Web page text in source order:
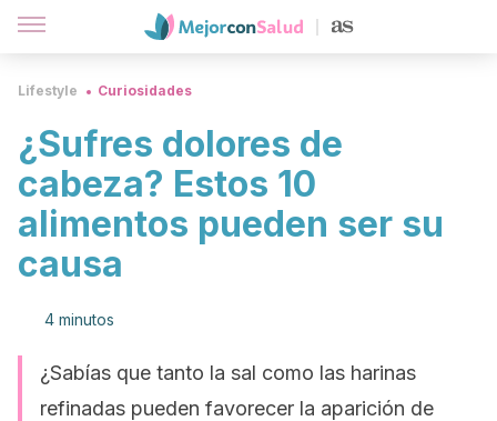
Lifestyle Curiosidades
¿Sufres dolores de
cabeza? Estos 10
alimentos pueden ser su
causa
4 minutos
¿Sabías que tanto la sal como las harinas
refinadas pueden favorecer la aparición de